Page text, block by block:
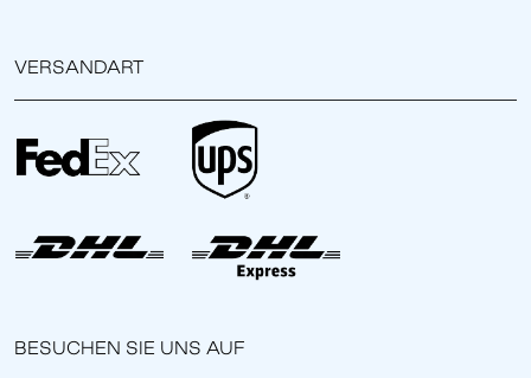
VERSANDART
BESUCHEN SIE UNS AUF